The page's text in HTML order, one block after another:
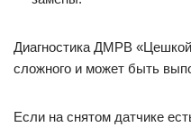
Диагностика ДМРВ
сложного и может быть
Если на снятом датчике